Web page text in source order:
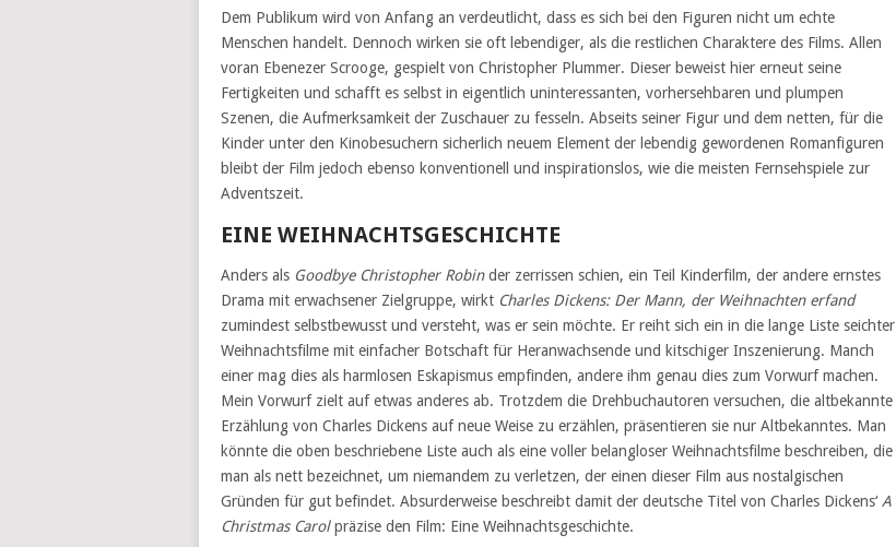
Dem Publikum wird von Anfang an verdeutlicht, dass es sich bei den Figuren nicht um echte
Menschen handelt. Dennoch wirken sie oft lebendiger, als die restlichen Charaktere des Films. Allen
voran Ebenezer Scrooge, gespielt von Christopher Plummer. Dieser beweist hier erneut seine
Fertigkeiten und schafft es selbst in eigentlich uninteressanten, vorhersehbaren und plumpen
Szenen, die Aufmerksamkeit der Zuschauer zu fesseln. Abseits seiner Figur und dem netten, für die
Kinder unter den Kinobesuchern sicherlich neuem Element der lebendig gewordenen Romanfiguren
bleibt der Film jedoch ebenso konventionell und inspirationslos, wie die meisten Fernsehspiele zur
Adventszeit.
EINE WEIHNACHTSGESCHICHTE
Anders als Goodbye Christopher Robinder zerrissen schien, ein Teil Kinderfilm, der andere ernstes
Drama mit erwachsener Zielgruppe, wirkt Charles Dickens: Der Mann, der Weihnachten erfand
zumindest selbstbewusst und versteht, was er sein möchte. Er reiht sich ein in die lange Liste seichter
Weihnachtsfilme mit einfacher Botschaft für Heranwachsende und kitschiger Inszenierung. Manch
einer mag dies als harmlosen Eskapismus empfinden, andere ihm genau dies zum Vorwurf machen.
Mein Vorwurf zielt auf etwas anderes ab. Trotzdem die Drehbuchautoren versuchen, die altbekannte
Erzählung von Charles Dickens auf neue Weise zu erzählen, präsentieren sie nur Altbekanntes. Man
könnte die oben beschriebene Liste auch als eine voller belangloser Weihnachtsfilme beschreiben, die
man als nett bezeichnet, um niemandem zu verletzen, der einen dieser Film aus nostalgischen
Gründen für gut befindet. Absurderweise beschreibt damit der deutsche Titel von Charles Dickens‘ A
Christmas Carolpräzise den Film: Eine Weihnachtsgeschichte.